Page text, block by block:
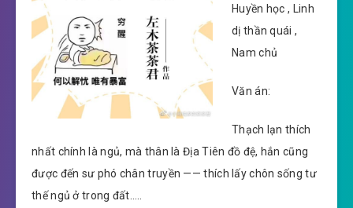
Huyền học , Linh
dị thần quái ,
Nam chủ
Văn án:
Thạch lạn thích
nhất chính là ngủ, mà thân là Địa Tiên đồ đệ, hắn cũng
được đến sư phó chân truyền —— thích lấy chôn sống tư
thế ngủ ở trong đất…..